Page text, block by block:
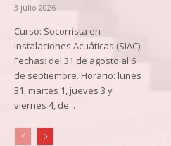
3 julio 2026
Curso: Socorrista en
Instalaciones Acuáticas (SIAC).
Fechas: del 31 de agosto al 6
de septiembre. Horario: lunes
31, martes 1, jueves 3 y
viernes 4, de...